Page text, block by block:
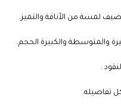
لمسة من الأناقة والتميز.
تفاصيله.